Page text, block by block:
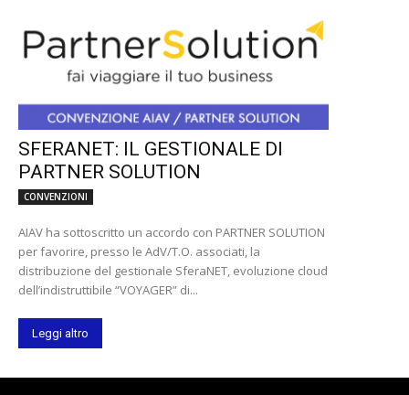
SFERANET: IL GESTIONALE DI
PARTNER SOLUTION
CONVENZIONI
AIAV ha sottoscritto un accordo con PARTNER SOLUTION
per favorire, presso le AdV/T.O. associati, la
distribuzione del gestionale SferaNET, evoluzione cloud
dell’indistruttibile “VOYAGER” di...
Leggi altro